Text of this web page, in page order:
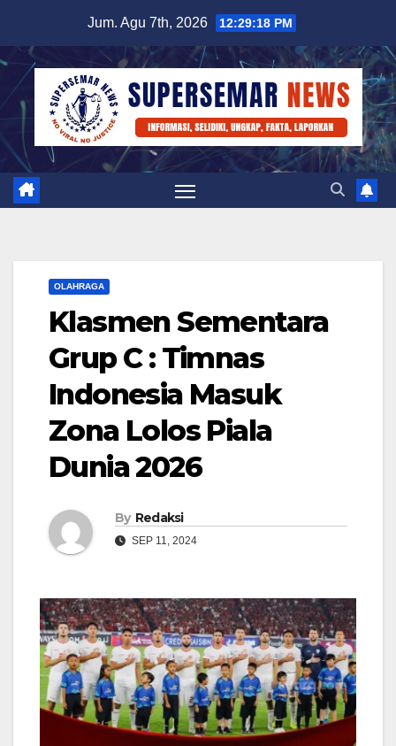
content
Jum. Agu 7th, 2026 12:29:18 PM
OLAHRAGA
Klasmen Sementara
Grup C : Timnas
Indonesia Masuk
Zona Lolos Piala
Dunia 2026
By Redaksi
SEP 11, 2024